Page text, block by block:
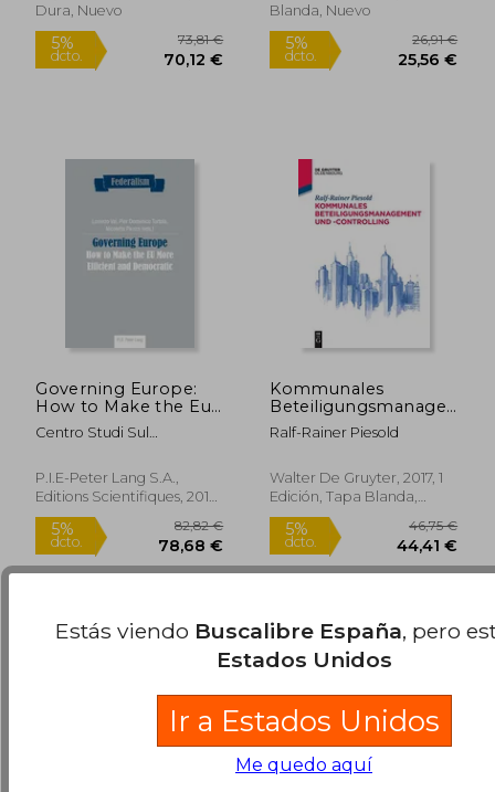
5%
dcto.
254,38 €
241,66 €
5%
dcto.
Dura, Nuevo
Blanda, Nuevo
Governing Europe:
How to Make the Eu
More Efficient and
Democratic (en
Centro Studi Sul
Tortola, Pier Domenico
P.I.E-Peter Lang S.A.,
Editions Scientifiques, 2016,
Tapa Blanda, Nuevo
Kommunales
Beteiligungsmanagement
und -Controlling (de
Gruyter Studium) (en
Ralf-Rainer Piesold
Walter De Gruyter, 2017, 1
Edición, Tapa Blanda,
Nuevo
Estás viendo Buscalibre España, pero
Estados Unidos
Ir a Estados Unidos
Me quedo aquí